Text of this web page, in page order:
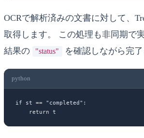
OCRで解析済みの文書に対して、
取得します。 この処理も非同期で
結果の
"status" を確認しながら完了
python
if st == "completed" :
    return
t